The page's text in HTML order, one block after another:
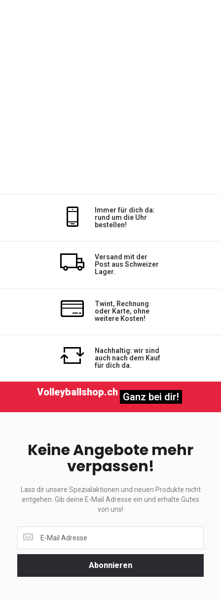
Immer für dich da:
rund um die Uhr
bestellen!
Versand mit der
Post aus Schweizer
Lager.
Twint, Rechnung
oder Karte, ohne
weitere Kosten!
Nachhaltig: wir sind
auch nach dem Kauf
für dich da.
Volleyballshop.ch Ganz bei dir!
Keine Angebote mehr
verpassen!
Lass dir unsere Spezialaktionen und neuen Produkte nicht
entgehen. Gib deine E-Mail Adresse ein und erhalte Gutes
von uns!
dir
unsere
Abonnieren